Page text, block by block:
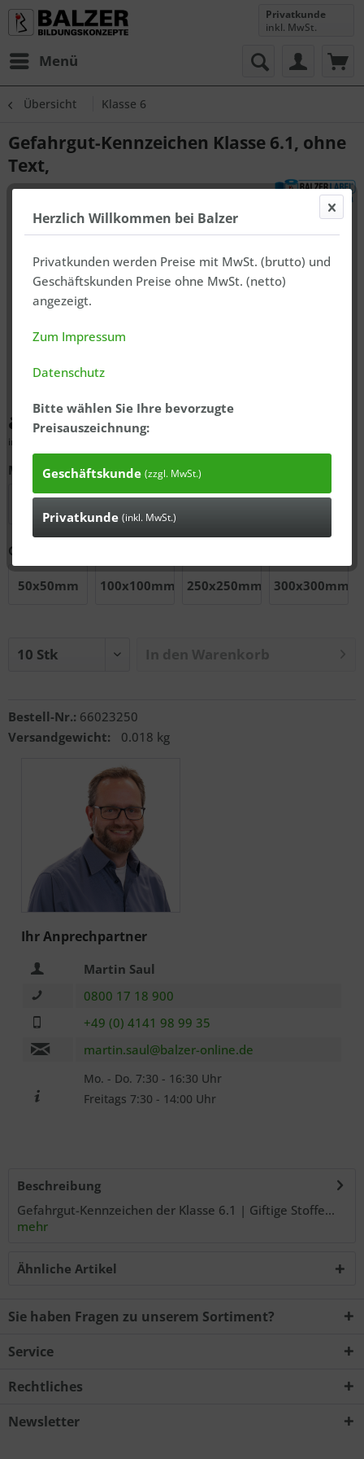
Menü
Privatkunde
inkl. MwSt.
Übersicht Klasse 6
Gefahrgut-Kennzeichen Klasse 6.1, ohne
Text,
ab 0,75 € *
inkl. MwSt., zzgl.
Material
Größe
50x50mm 100x100mm 250x250mm 300x300mm
In den Warenkorb
Anfragen
Ich habe die
Mit * gekennzeichnete Felder sind Pflichtfelder.
Senden
Bestell-Nr.: 66023250
Versandgewicht:
0.018 kg
Ihr Anprechpartner
Martin Saul
0800 17 18 900
+49 (0) 4141 98 99 35
martin.saul@balzer-online.de
Mo. - Do. 7:30 - 16:30 Uhr
Freitags 7:30 - 14:00 Uhr
Beschreibung
Gefahrgut-Kennzeichen der Klasse 6.1 | Giftige Stoffe...
mehr
Ähnliche Artikel
Sie haben Fragen zu unserem Sortiment?
Service
Rechtliches
Newsletter
Herzlich Willkommen bei Balzer
Privatkunden werden Preise mit MwSt. (brutto) und
Geschäftskunden Preise ohne MwSt. (netto)
angezeigt.
Zum Impressum
Datenschutz
Bitte wählen Sie Ihre bevorzugte
Preisauszeichnung:
Geschäftskunde (zzgl. MwSt.)
Privatkunde (inkl. MwSt.)